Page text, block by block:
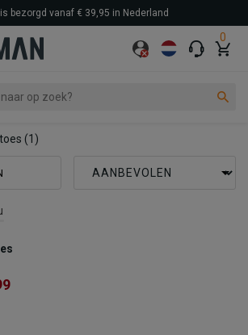
0
bezorgd vanaf € 39,95 in Nederland
(1)